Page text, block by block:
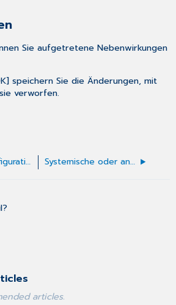
Sie aufgetretene Nebenwirkungen
speichern Sie die Änderungen, mit
verworfen.
Programmkonfiguration Systemische oder andere Therapie
articles.